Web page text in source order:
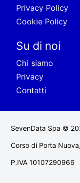
Privacy Policy
Cookie Policy
Su di noi
Chi siamo
Privacy
Contatti
SevenData Spa ©
Corso di Porta
P.IVA 10107290966